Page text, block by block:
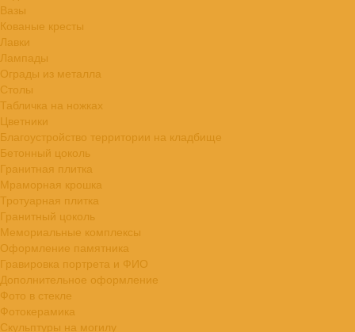
Вазы
Кованые кресты
Лавки
Лампады
Ограды из металла
Столы
Табличка на ножках
Цветники
Благоустройство территории на кладбище
Бетонный цоколь
Гранитная плитка
Мраморная крошка
Тротуарная плитка
Гранитный цоколь
Мемориальные комплексы
Оформление памятника
Гравировка портрета и ФИО
Дополнительное оформление
Фото в стекле
Фотокерамика
Скульптуры на могилу